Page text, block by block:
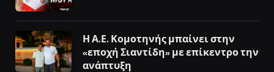
Η Α.Ε. Κομοτηνής μπαίνει στην
«εποχή Σιαντίδη» με επίκεντρο την
ανάπτυξη